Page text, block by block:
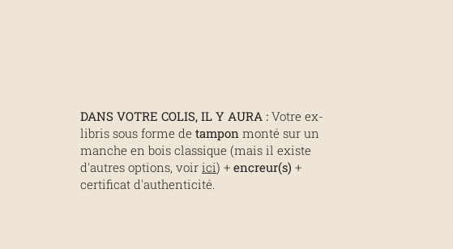
DANS VOTRE COLIS, IL Y AURA : Votre ex-
libris sous forme de tampon monté sur un
manche en bois classique (mais il existe
d'autres options, voir ici) + encreur(s) +
certificat d'authenticité.